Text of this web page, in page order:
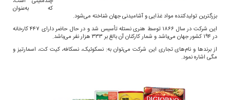
که به‌عنوان
بزرگترین تولیدکننده مواد غذایی و آشامیدنی جهان شناخته می‌شود.
این شرکت در سال ۱۸۶۶ توسط هنری نستله تأسیس شد و در حال حاضر دارای ۴۴۷ کارخانه
در ۱۹۴ کشور جهان می‌باشد و شمار کارکنان آن بالغ بر ۳۳۳ هزار نفر می‌باشد.
از برندها و نام‌های تجاری این شرکت می‌توان به: نسکوئیک، نسکافه، کیت کت، اسمارتیز و
مگی اشاره نمود.